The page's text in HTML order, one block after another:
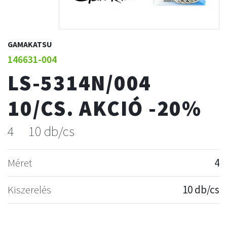
GAMAKATSU
146631-004
LS-5314N/004
10/CS. AKCIÓ -20%
4 10 db/cs
Méret
4
Kiszerelés
10 db/cs